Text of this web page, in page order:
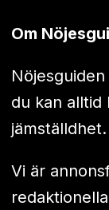
Om
du kan alltid
jämställdhet.
Vi är